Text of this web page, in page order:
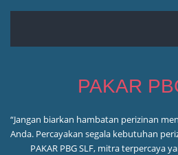
PAKAR
“Jangan biarkan hambatan perizinan
Anda. Percayakan segala kebutuhan
PAKAR PBG SLF, mitra terpercaya